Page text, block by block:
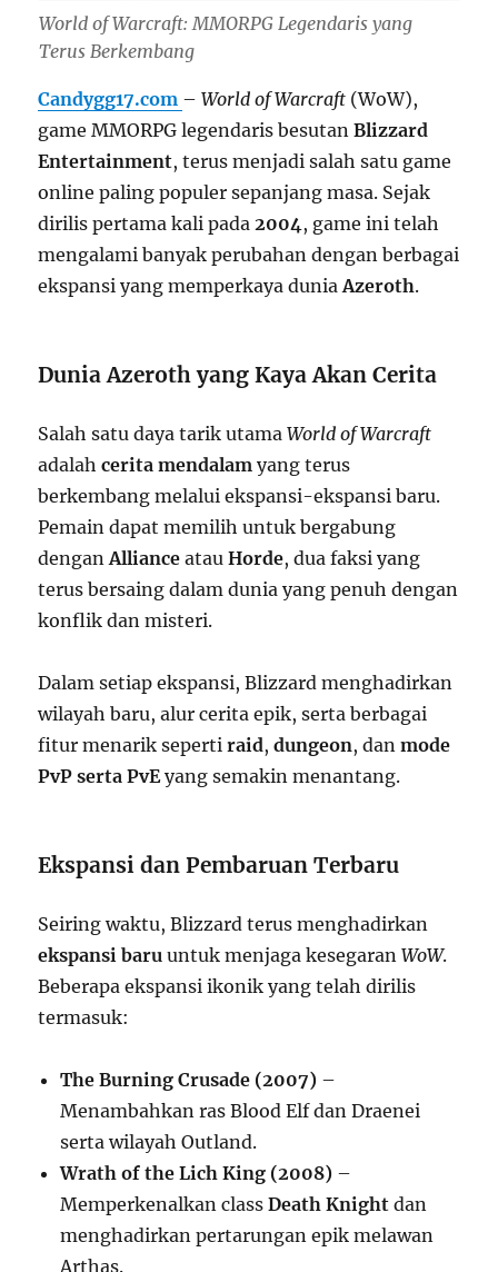
World of Warcraft: MMORPG Legendaris yang
Terus Berkembang
Candygg17.com –World of Warcraft (WoW),
game MMORPG legendaris besutanBlizzard
Entertainment, terus menjadi salah satu game
online paling populer sepanjang masa. Sejak
dirilis pertama kali pada 2004 , game ini telah
mengalami banyak perubahan dengan berbagai
ekspansi yang memperkaya duniaAzeroth.
Dunia Azeroth yang Kaya Akan Cerita
Salah satu daya tarik utamaWorld of Warcraft
adalahcerita mendalam yang terus
berkembang melalui ekspansi-ekspansi baru.
Pemain dapat memilih untuk bergabung
denganAlliance atauHorde, dua faksi yang
terus bersaing dalam dunia yang penuh dengan
konflik dan misteri.
Dalam setiap ekspansi, Blizzard menghadirkan
wilayah baru, alur cerita epik, serta berbagai
fitur menarik sepertiraid,dungeon, danmode
PvP serta PvEyang semakin menantang.
Ekspansi dan Pembaruan Terbaru
Seiring waktu, Blizzard terus menghadirkan
ekspansi baru untuk menjaga kesegaranWoW.
Beberapa ekspansi ikonik yang telah dirilis
termasuk:
The Burning Crusade (2007) –
Menambahkan ras Blood Elf dan Draenei
serta wilayah Outland.
Wrath of the Lich King (2008) –
Memperkenalkan classDeath Knight dan
menghadirkan pertarungan epik melawan
Arthas.